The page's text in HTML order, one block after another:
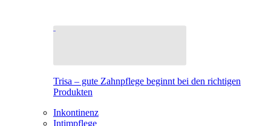
Trisa – gute Zahnpflege beginnt bei den richtigen
Produkten
Inkontinenz
Intimpflege